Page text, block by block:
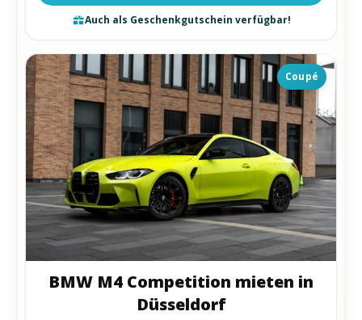
Auch als Geschenkgutschein verfügbar!
Coupé
BMW M4 Competition mieten in
Düsseldorf